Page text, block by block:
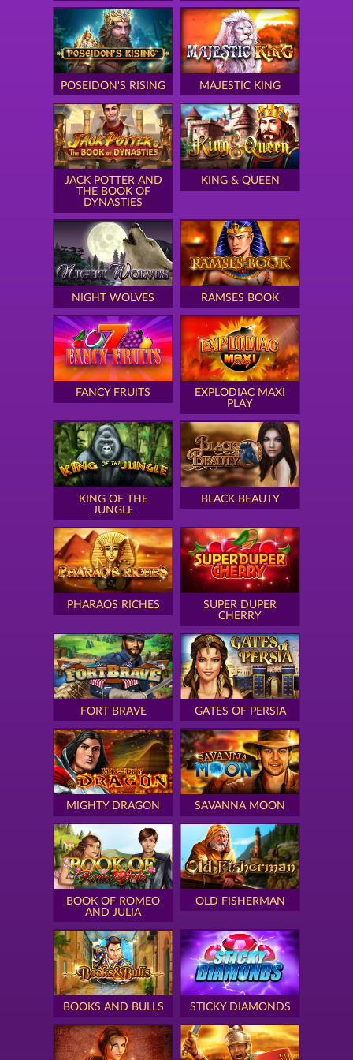
POSEIDON'S RISING MAJESTIC KING
JACK POTTER AND
THE BOOK OF
DYNASTIES
KING & QUEEN
NIGHT WOLVES RAMSES BOOK
FANCY FRUITS
EXPLODIAC MAXI
PLAY
KING OF THE
JUNGLE
BLACK BEAUTY
PHARAOS RICHES
SUPER DUPER
CHERRY
FORT BRAVE GATES OF PERSIA
MIGHTY DRAGON SAVANNA MOON
BOOK OF ROMEO
AND JULIA
OLD FISHERMAN
BOOKS AND BULLS STICKY DIAMONDS